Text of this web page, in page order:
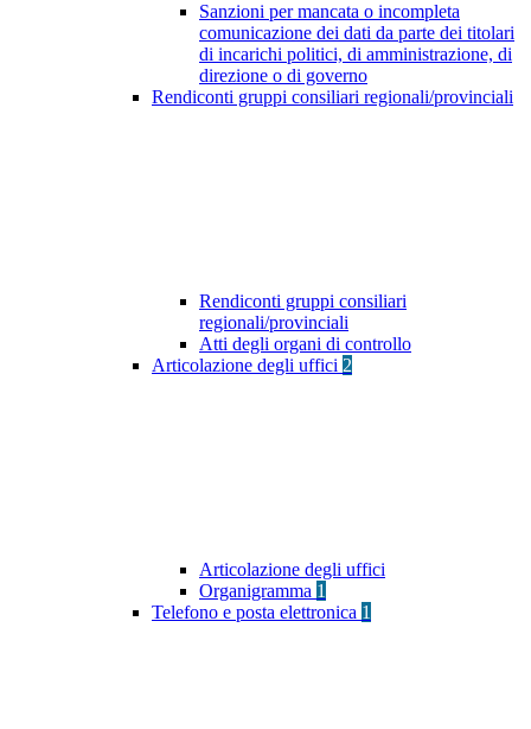
Sanzioni per mancata o incompleta
comunicazione dei dati da parte dei titolari
di incarichi politici, di amministrazione, di
direzione o di governo
Rendiconti gruppi consiliari regionali/provinciali
Rendiconti gruppi consiliari
regionali/provinciali
Atti degli organi di controllo
Articolazione degli uffici 2
Articolazione degli uffici
Organigramma 1
Telefono e posta elettronica 1